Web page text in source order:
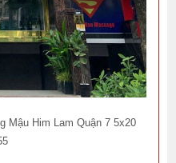
Mậu Him Lam Quận 7 5x20